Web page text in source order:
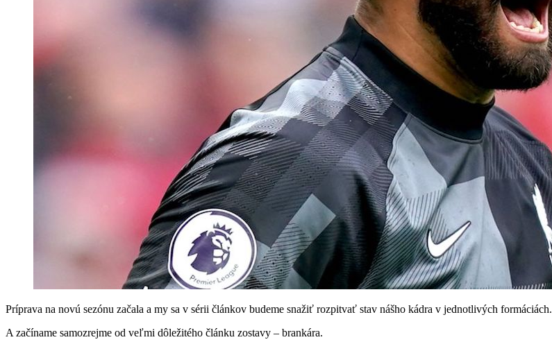
Príprava na novú sezónu začala a my sa v sérii článkov budeme snažiť rozpitvať stav nášho kádra v jednotlivých formáciách.
A začíname samozrejme od veľmi dôležitého článku zostavy – brankára.